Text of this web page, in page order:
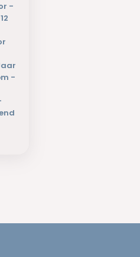
-
-